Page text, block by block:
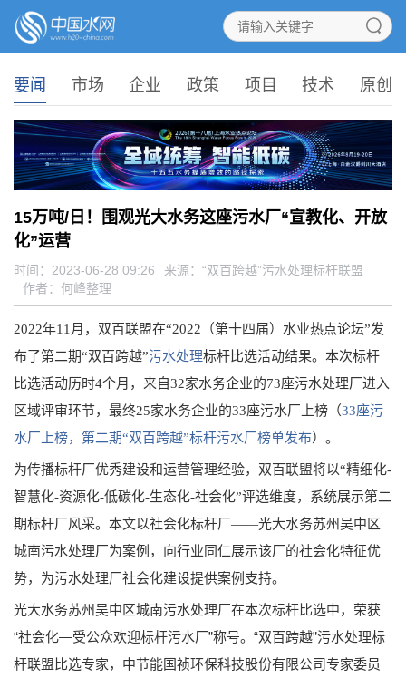
要闻 市场 企业 政策 项目 技术 原创
15万吨/日！围观光大水务这座污水厂“宣教化、开放
化”运营
时间：2023-06-28 09:26 来源： “双百跨越”污水处理标杆联盟
作者：何峰整理
2022年11月，双百联盟在“2022（第十四届）水业热点论坛”发
布了第二期“双百跨越”污水处理标杆比选活动结果。本次标杆
比选活动历时4个月，来自32家水务企业的73座污水处理厂进入
区域评审环节，最终25家水务企业的33座污水厂上榜（33座污
水厂上榜，第二期“双百跨越”标杆污水厂榜单发布）。
为传播标杆厂优秀建设和运营管理经验，双百联盟将以“精细化-
智慧化-资源化-低碳化-生态化-社会化”评选维度，系统展示第二
期标杆厂风采。本文以社会化标杆厂——光大水务苏州吴中区
城南污水处理厂为案例，向行业同仁展示该厂的社会化特征优
势，为污水处理厂社会化建设提供案例支持。
光大水务苏州吴中区城南污水处理厂在本次标杆比选中，荣获
“社会化—受公众欢迎标杆污水厂”称号。“双百跨越”污水处理标
杆联盟比选专家，中节能国祯环保科技股份有限公司专家委员